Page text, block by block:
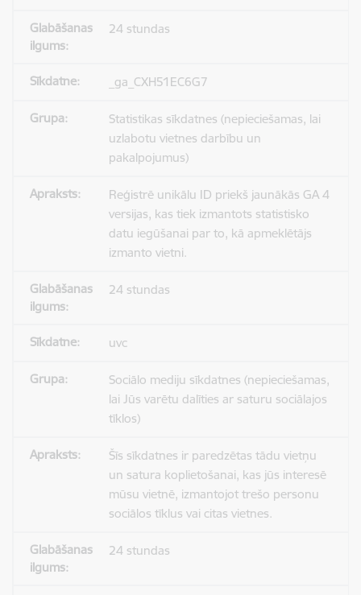
24 stundas
_ga_CXH51EC6G7
Statistikas sīkdatnes (nepieciešamas, lai
uzlabotu vietnes darbību un
pakalpojumus)
Reģistrē unikālu ID priekš jaunākās GA 4
versijas, kas tiek izmantots statistisko
datu iegūšanai par to, kā apmeklētājs
izmanto vietni.
24 stundas
uvc
Sociālo mediju sīkdatnes (nepieciešamas,
lai Jūs varētu dalīties ar saturu sociālajos
tīklos)
Šīs sīkdatnes ir paredzētas tādu vietņu
un satura koplietošanai, kas jūs interesē
mūsu vietnē, izmantojot trešo personu
sociālos tīklus vai citas vietnes.
24 stundas